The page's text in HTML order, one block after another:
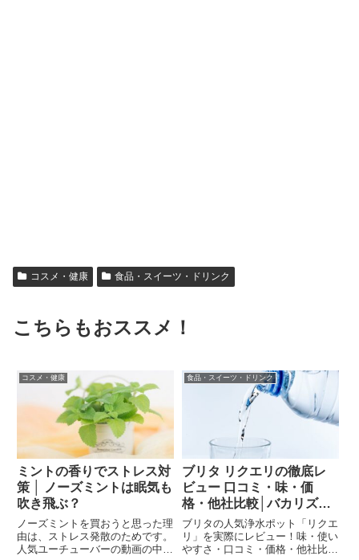
コスメ・健康 食品・スイーツ・ドリンク
こちらもおススメ！
コスメ・健康
ミントの香りでストレス対
策 │ ノーズミントは眠気も
吹き飛ぶ？
ノーズミントを買おうと思った理
由は、ストレス発散のためです。
人気ユーチューバーの動画の中で
食品・スイーツ・ドリンク
ブリタ リクエリの徹底レ
ビュー 口コミ・味・価
格・他社比較│バカリズム
さん愛用「家事ヤロウ 夏
の爆売れ家事お悩みグッズ
15」で話題
ブリタの人気浄水ポット「リクエ
リ」を実際にレビュー！味・使い
やすさ・口コミ・価格・他社比